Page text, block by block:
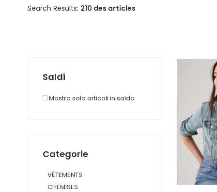
Search Results: 210 des articles
Saldi
Mostra solo articoli in saldo
Categorie
VÊTEMENTS
CHEMISES